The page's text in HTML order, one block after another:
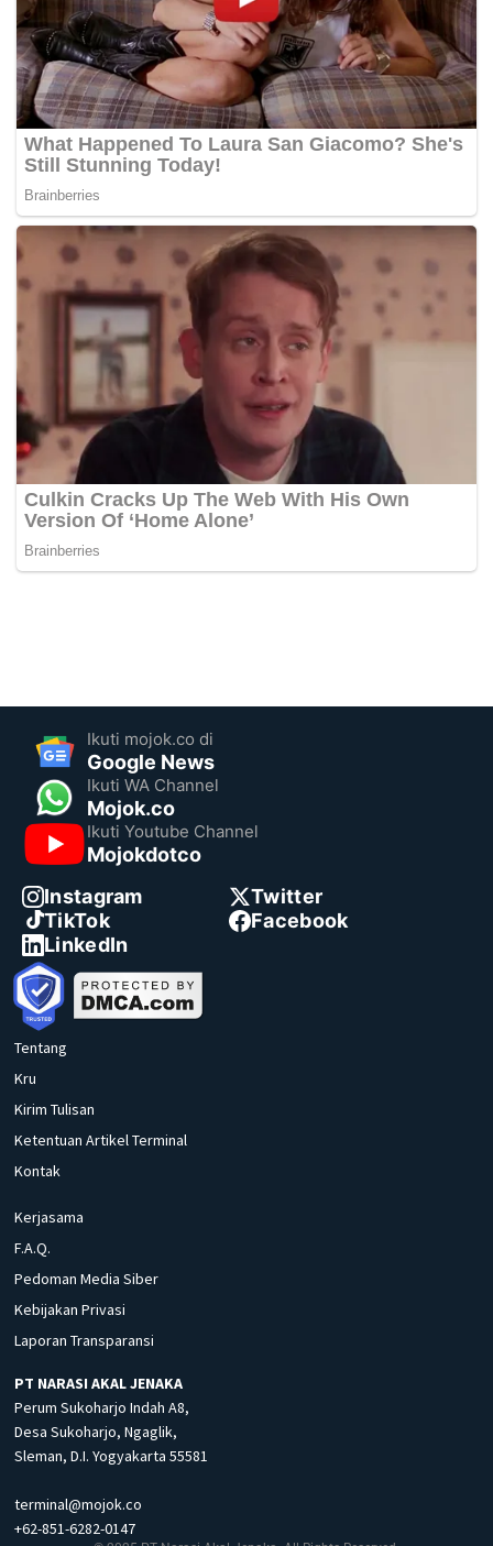
Ikuti mojok.co di
Google News
Ikuti WA Channel
Mojok.co
Ikuti Youtube Channel
Mojokdotco
Instagram
Twitter
TikTok
Facebook
LinkedIn
Tentang
Kru
Kirim Tulisan
Ketentuan Artikel Terminal
Kontak
Kerjasama
F.A.Q.
Pedoman Media Siber
Kebijakan Privasi
Laporan Transparansi
PT NARASI AKAL JENAKA
Perum Sukoharjo Indah A8,
Desa Sukoharjo, Ngaglik,
Sleman, D.I. Yogyakarta 55581
terminal@mojok.co
+62-851-6282-0147